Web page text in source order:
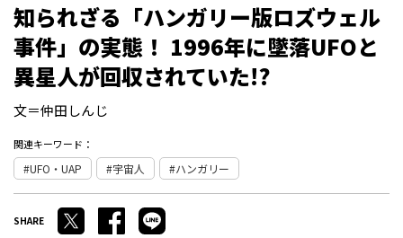
知られざる「ハンガリー版ロズウェル
事件」の実態！ 1996年に墜落UFOと
異星人が回収されていた!?
文＝仲田しんじ
関連キーワード：
UFO・UAP 宇宙人 ハンガリー